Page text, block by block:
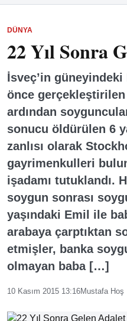
DÜNYA
22 Yıl Sonra
İsveç’in güneyindeki
önce
ardından
sonucu öldürülen 6
zanlısı olarak
gayrimenkulleri
işadamı tutuklandı.
soygun sonrası
yaşındaki Emil ile
arabaya çarptıktan
etmişler, banka
olmayan baba […]
10 Kasım 2015 13:16Mustafa Hoş